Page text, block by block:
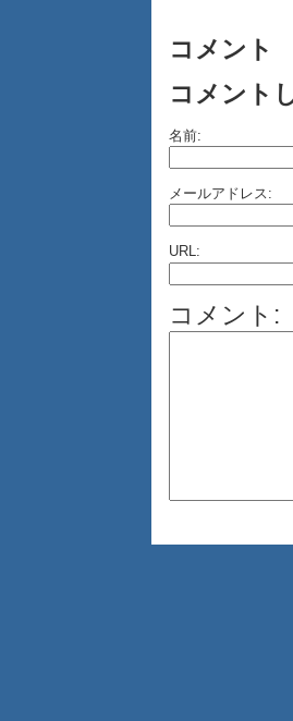
コメント
コメント
名前:
メールアドレス:
URL:
コメント: